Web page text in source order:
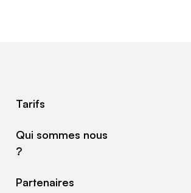
Tarifs
Qui sommes nous
?
Partenaires